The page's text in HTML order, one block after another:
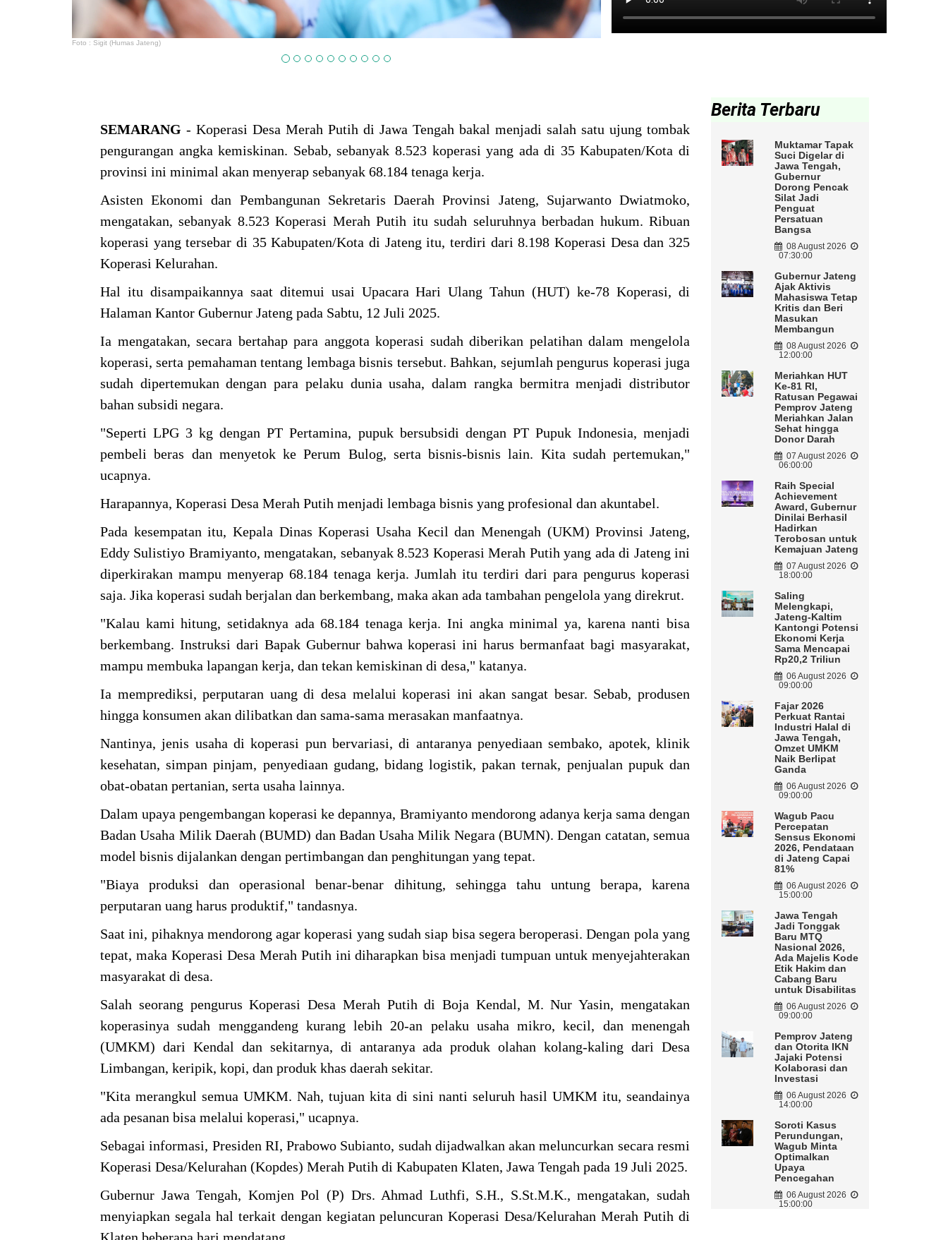
Foto : Sigit (Humas Jateng)
SEMARANG - Koperasi Desa Merah Putih di Jawa Tengah bakal menjadi salah satu ujung tombak
pengurangan angka kemiskinan. Sebab, sebanyak 8.523 koperasi yang ada di 35 Kabupaten/Kota di
provinsi ini minimal akan menyerap sebanyak 68.184 tenaga kerja.
Asisten Ekonomi dan Pembangunan Sekretaris Daerah Provinsi Jateng, Sujarwanto Dwiatmoko,
mengatakan, sebanyak 8.523 Koperasi Merah Putih itu sudah seluruhnya berbadan hukum. Ribuan
koperasi yang tersebar di 35 Kabupaten/Kota di Jateng itu, terdiri dari 8.198 Koperasi Desa dan 325
Koperasi Kelurahan.
Hal itu disampaikannya saat ditemui usai Upacara Hari Ulang Tahun (HUT) ke-78 Koperasi, di
Halaman Kantor Gubernur Jateng pada Sabtu, 12 Juli 2025.
Ia mengatakan, secara bertahap para anggota koperasi sudah diberikan pelatihan dalam mengelola
koperasi, serta pemahaman tentang lembaga bisnis tersebut. Bahkan, sejumlah pengurus koperasi juga
sudah dipertemukan dengan para pelaku dunia usaha, dalam rangka bermitra menjadi distributor
bahan subsidi negara.
"Seperti LPG 3 kg dengan PT Pertamina, pupuk bersubsidi dengan PT Pupuk Indonesia, menjadi
pembeli beras dan menyetok ke Perum Bulog, serta bisnis-bisnis lain. Kita sudah pertemukan,"
ucapnya.
Harapannya, Koperasi Desa Merah Putih menjadi lembaga bisnis yang profesional dan akuntabel.
Pada kesempatan itu, Kepala Dinas Koperasi Usaha Kecil dan Menengah (UKM) Provinsi Jateng,
Eddy Sulistiyo Bramiyanto, mengatakan, sebanyak 8.523 Koperasi Merah Putih yang ada di Jateng ini
diperkirakan mampu menyerap 68.184 tenaga kerja. Jumlah itu terdiri dari para pengurus koperasi
saja. Jika koperasi sudah berjalan dan berkembang, maka akan ada tambahan pengelola yang direkrut.
"Kalau kami hitung, setidaknya ada 68.184 tenaga kerja. Ini angka minimal ya, karena nanti bisa
berkembang. Instruksi dari Bapak Gubernur bahwa koperasi ini harus bermanfaat bagi masyarakat,
mampu membuka lapangan kerja, dan tekan kemiskinan di desa," katanya.
Ia memprediksi, perputaran uang di desa melalui koperasi ini akan sangat besar. Sebab, produsen
hingga konsumen akan dilibatkan dan sama-sama merasakan manfaatnya.
Nantinya, jenis usaha di koperasi pun bervariasi, di antaranya penyediaan sembako, apotek, klinik
kesehatan, simpan pinjam, penyediaan gudang, bidang logistik, pakan ternak, penjualan pupuk dan
obat-obatan pertanian, serta usaha lainnya.
Dalam upaya pengembangan koperasi ke depannya, Bramiyanto mendorong adanya kerja sama dengan
Badan Usaha Milik Daerah (BUMD) dan Badan Usaha Milik Negara (BUMN). Dengan catatan, semua
model bisnis dijalankan dengan pertimbangan dan penghitungan yang tepat.
"Biaya produksi dan operasional benar-benar dihitung, sehingga tahu untung berapa, karena
perputaran uang harus produktif," tandasnya.
Saat ini, pihaknya mendorong agar koperasi yang sudah siap bisa segera beroperasi. Dengan pola yang
tepat, maka Koperasi Desa Merah Putih ini diharapkan bisa menjadi tumpuan untuk menyejahterakan
masyarakat di desa.
Salah seorang pengurus Koperasi Desa Merah Putih di Boja Kendal, M. Nur Yasin, mengatakan
koperasinya sudah menggandeng kurang lebih 20-an pelaku usaha mikro, kecil, dan menengah
(UMKM) dari Kendal dan sekitarnya, di antaranya ada produk olahan kolang-kaling dari Desa
Limbangan, keripik, kopi, dan produk khas daerah sekitar.
"Kita merangkul semua UMKM. Nah, tujuan kita di sini nanti seluruh hasil UMKM itu, seandainya
ada pesanan bisa melalui koperasi," ucapnya.
Sebagai informasi, Presiden RI, Prabowo Subianto, sudah dijadwalkan akan meluncurkan secara resmi
Koperasi Desa/Kelurahan (Kopdes) Merah Putih di Kabupaten Klaten, Jawa Tengah pada 19 Juli 2025.
Gubernur Jawa Tengah, Komjen Pol (P) Drs. Ahmad Luthfi, S.H., S.St.M.K., mengatakan, sudah
menyiapkan segala hal terkait dengan kegiatan peluncuran Koperasi Desa/Kelurahan Merah Putih di
Berita Terbaru
Muktamar Tapak
Suci Digelar di
Jawa Tengah,
Gubernur
Dorong Pencak
Silat Jadi
Penguat
Persatuan
Bangsa
08 August 2026
07:30:00
Gubernur Jateng
Ajak Aktivis
Mahasiswa Tetap
Kritis dan Beri
Masukan
Membangun
08 August 2026
12:00:00
Meriahkan HUT
Ke-81 RI,
Ratusan Pegawai
Pemprov Jateng
Meriahkan Jalan
Sehat hingga
Donor Darah
07 August 2026
06:00:00
Raih Special
Achievement
Award, Gubernur
Dinilai Berhasil
Hadirkan
Terobosan untuk
Kemajuan Jateng
07 August 2026
18:00:00
Saling
Melengkapi,
Jateng-Kaltim
Kantongi Potensi
Ekonomi Kerja
Sama Mencapai
Rp20,2 Triliun
06 August 2026
09:00:00
Fajar 2026
Perkuat Rantai
Industri Halal di
Jawa Tengah,
Omzet UMKM
Naik Berlipat
Ganda
06 August 2026
09:00:00
Wagub Pacu
Percepatan
Sensus Ekonomi
2026, Pendataan
di Jateng Capai
81%
06 August 2026
15:00:00
Jawa Tengah
Jadi Tonggak
Baru MTQ
Nasional 2026,
Ada Majelis Kode
Etik Hakim dan
Cabang Baru
untuk Disabilitas
06 August 2026
09:00:00
Pemprov Jateng
dan Otorita IKN
Jajaki Potensi
Kolaborasi dan
Investasi
06 August 2026
14:00:00
Soroti Kasus
Perundungan,
Wagub Minta
Optimalkan
Upaya
Pencegahan
06 August 2026
15:00:00